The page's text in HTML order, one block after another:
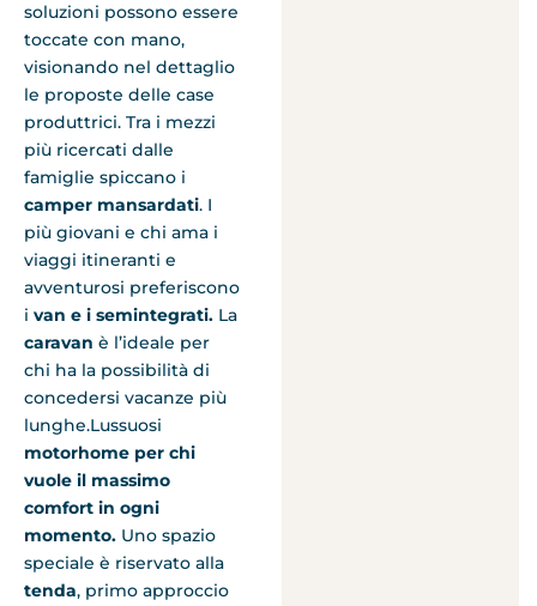
soluzioni possono essere
toccate con mano,
visionando nel dettaglio
le proposte delle case
produttrici. Tra i mezzi
più ricercati dalle
famiglie spiccano i
camper mansardati. I
più giovani e chi ama i
viaggi itineranti e
avventurosi preferiscono
i van e i semintegrati. La
caravan è l’ideale per
chi ha la possibilità di
concedersi vacanze più
lunghe.Lussuosi
motorhome per chi
vuole il massimo
comfort in ogni
momento. Uno spazio
speciale è riservato alla
tenda, primo approccio